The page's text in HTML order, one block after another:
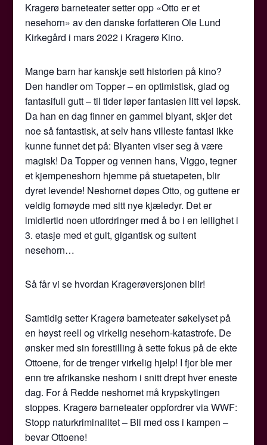
Kragerø barneteater setter opp «Otto er et
nesehorn» av den danske forfatteren Ole Lund
Kirkegård i mars 2022 i Kragerø Kino.
Mange barn har kanskje sett historien på kino?
Den handler om Topper – en optimistisk, glad og
fantasifull gutt – til tider løper fantasien litt vel løpsk.
Da han en dag finner en gammel blyant, skjer det
noe så fantastisk, at selv hans villeste fantasi ikke
kunne funnet det på: Blyanten viser seg å være
magisk! Da Topper og vennen hans, Viggo, tegner
et kjempeneshorn hjemme på stuetapeten, blir
dyret levende! Neshornet døpes Otto, og guttene er
veldig fornøyde med sitt nye kjæledyr. Det er
imidlertid noen utfordringer med å bo i en leilighet i
3. etasje med et gult, gigantisk og sultent
nesehorn…
Så får vi se hvordan Kragerøversjonen blir!
Samtidig setter Kragerø barneteater søkelyset på
en høyst reell og virkelig nesehorn-katastrofe. De
ønsker med sin forestilling å sette fokus på de ekte
Ottoene, for de trenger virkelig hjelp! I fjor ble mer
enn tre afri­kanske neshorn i snitt drept hver eneste
dag. For å Redde neshornet må krypskytingen
stoppes. Kragerø barneteater oppfordrer via WWF:
Stopp naturkriminalitet – Bli med oss i kampen –
bevar Ottoene!